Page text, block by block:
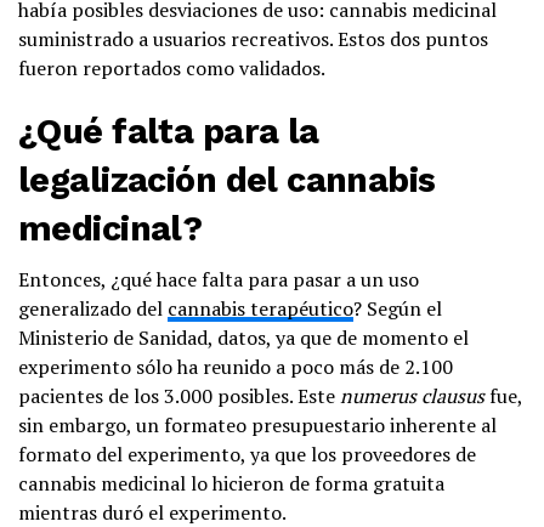
había posibles desviaciones de uso: cannabis medicinal
suministrado a usuarios recreativos. Estos dos puntos
fueron reportados como validados.
¿Qué falta para la
legalización del cannabis
medicinal?
Entonces, ¿qué hace falta para pasar a un uso
generalizado del cannabis terapéutico? Según el
Ministerio de Sanidad, datos, ya que de momento el
experimento sólo ha reunido a poco más de 2.100
pacientes de los 3.000 posibles. Estenumerus claususfue,
sin embargo, un formateo presupuestario inherente al
formato del experimento, ya que los proveedores de
cannabis medicinal lo hicieron de forma gratuita
mientras duró el experimento.